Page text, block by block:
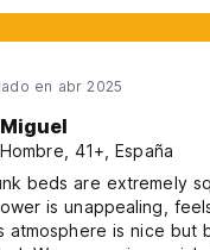
en abr 2025
Miguel
Hombre, 41+, España
beds are extremely
is unappealing,
atmosphere is nice but